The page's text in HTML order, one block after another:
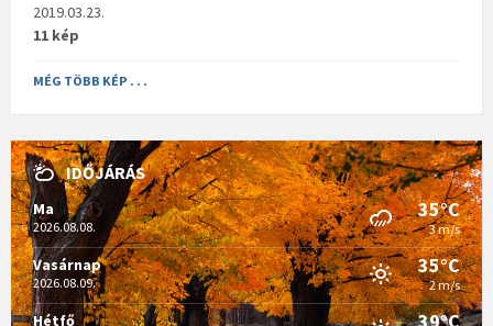
2019.03.23.
11 kép
MÉG TÖBB KÉP . . .
IDŐJÁRÁS
Ma
2026.08.08.
35°C
3 m/s
Vasárnap
2026.08.09.
35°C
2 m/s
Hétfő 39°C